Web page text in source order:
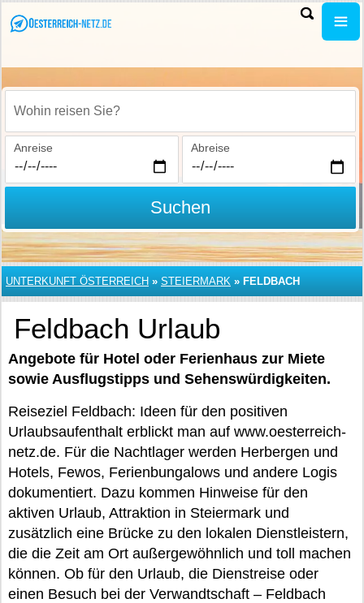
Wohin reisen Sie?
Anreise Abreise
Suchen
UNTERKUNFT ÖSTERREICH » STEIERMARK » FELDBACH
Feldbach Urlaub
Angebote für Hotel oder Ferienhaus zur Miete
sowie Ausflugstipps und Sehenswürdigkeiten.
Reiseziel Feldbach: Ideen für den positiven
Urlaubsaufenthalt erblickt man auf www.oesterreich-
netz.de. Für die Nachtlager werden Herbergen und
Hotels, Fewos, Ferienbungalows und andere Logis
dokumentiert. Dazu kommen Hinweise für den
aktiven Urlaub, Attraktion in Steiermark und
zusätzlich eine Brücke zu den lokalen Dienstleistern,
die die Zeit am Ort außergewöhnlich und toll machen
können. Ob für den Urlaub, die Dienstreise oder
einen Besuch bei der Verwandtschaft – Feldbach